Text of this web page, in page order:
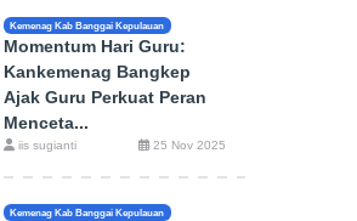
Kemenag Kab Banggai Kepulauan
Momentum Hari Guru:
Kankemenag Bangkep
Ajak Guru Perkuat Peran
Menceta...
iis sugianti 25 Nov 2025
Kemenag Kab Banggai Kepulauan